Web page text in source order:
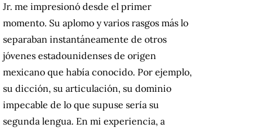
Jr. me impresionó desde el primer
momento. Su aplomo y varios rasgos más lo
separaban instantáneamente de otros
jóvenes estadounidenses de origen
mexicano que había conocido. Por ejemplo,
su dicción, su articulación, su dominio
impecable de lo que supuse sería su
segunda lengua. En mi experiencia, a